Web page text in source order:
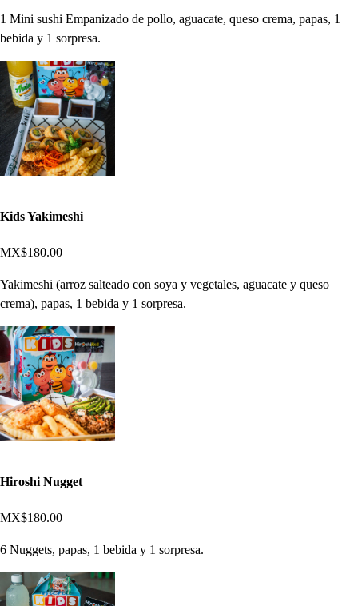
1 Mini sushi Empanizado de pollo, aguacate, queso crema, papas, 1
bebida y 1 sorpresa.
Kids Yakimeshi
MX$180.00
Yakimeshi (arroz salteado con soya y vegetales, aguacate y queso
crema), papas, 1 bebida y 1 sorpresa.
Hiroshi Nugget
MX$180.00
6 Nuggets, papas, 1 bebida y 1 sorpresa.